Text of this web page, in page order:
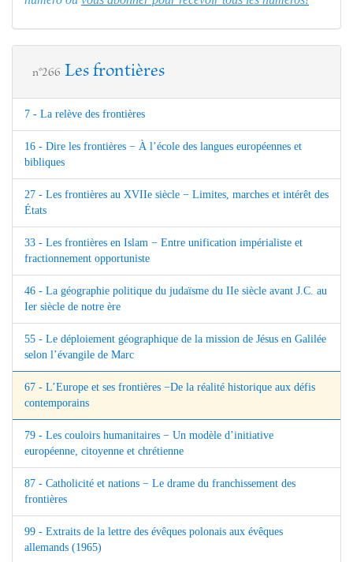
n°266 Les frontières
7 - La relève des frontières
16 - Dire les frontières − À l’école des langues européennes et
bibliques
27 - Les frontières au XVIIe siècle − Limites, marches et intérêt des
États
33 - Les frontières en Islam − Entre unification impérialiste et
fractionnement opportuniste
46 - La géographie politique du judaïsme du IIe siècle avant J.C. au
Ier siècle de notre ère
55 - Le déploiement géographique de la mission de Jésus en Galilée
selon l’évangile de Marc
67 - L’Europe et ses frontières −De la réalité historique aux défis
contemporains
79 - Les couloirs humanitaires − Un modèle d’initiative
européenne, citoyenne et chrétienne
87 - Catholicité et nations − Le drame du franchissement des
frontières
99 - Extraits de la lettre des évêques polonais aux évêques
allemands (1965)